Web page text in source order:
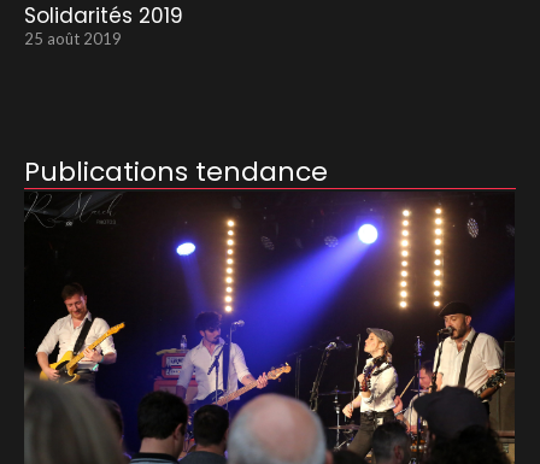
Solidarités 2019
25 août 2019
Publications tendance